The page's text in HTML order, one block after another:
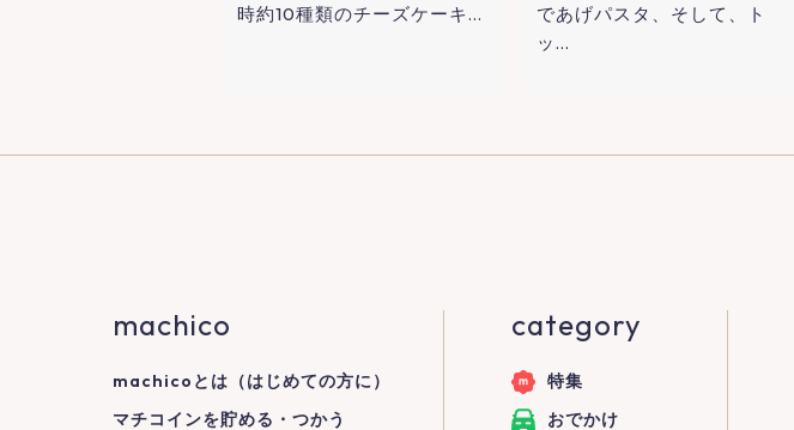
時約10種類のチーズケーキ…
であげパスタ、そして、ト
ッ…
machico
machicoとは（はじめての方に）
マチコインを貯める・つかう
category
特集
おでかけ